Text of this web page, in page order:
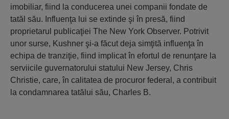
imobiliar, fiind la conducerea unei companii fondate de
tatăl său. Influenţa lui se extinde şi în presă, fiind
proprietarul publicaţiei The New York Observer. Potrivit
unor surse, Kushner şi-a făcut deja simţită influenţa în
echipa de tranziţie, fiind implicat în efortul de renunţare la
serviicile guvernatorului statului New Jersey, Chris
Christie, care, în calitatea de procuror federal, a contribuit
la condamnarea tatălui său, Charles B.